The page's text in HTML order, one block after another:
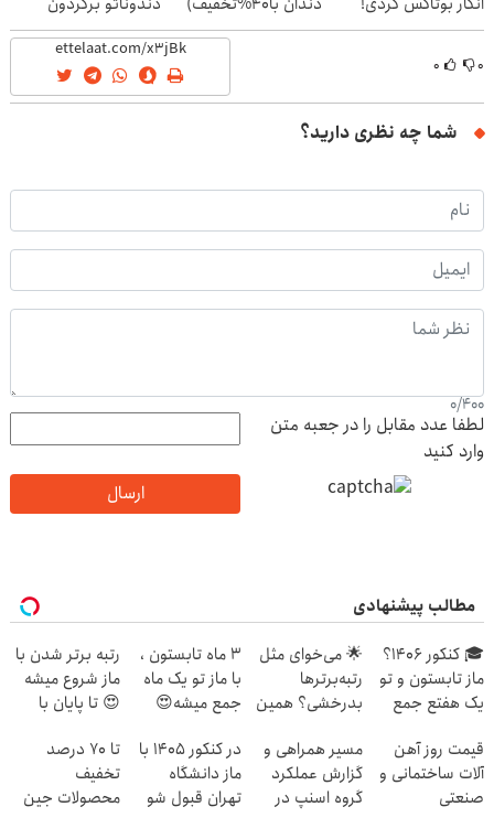
(تخفیف ویژه)
(40%off)
۰ ۰
شما چه نظری دارید؟
0/400
لطفا عدد مقابل را در جعبه متن
وارد کنید
ارسال
مطالب پیشنهادی
🎓 کنکور ۱۴۰6؟
ماز تابستون و تو
یک هفتع جمع
🌟 می‌خوای مثل
رتبه‌برترها
بدرخشی؟ همین
رو شروع ک
3 ماه تابستون ،
با ماز تو یک ماه
جمع میشه😍
رتبه برتر شدن با
ماز شروع میشه
😍 تا پایان با
قیمت روز آهن
آلات ساختمانی و
صنعتی
مسیر همراهی و
گزارش عملکرد
گروه اسنپ در
در کنکور 1405 با
ماز دانشگاه
تهران قبول شو
تا 70 درصد
تخفیف
محصولات جین